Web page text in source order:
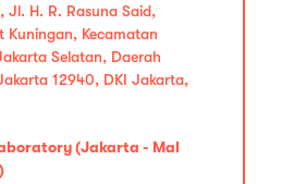
Jl. H. R. Rasuna Said,
Kuningan, Kecamatan
Selatan, Daerah
12940, DKI Jakarta,
(Jakarta - Mal